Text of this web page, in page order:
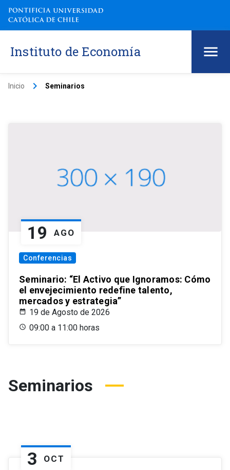
Instituto de Economía
Inicio keyboard_arrow_right Seminarios
19 AGO
Conferencias
Seminario: “El Activo que Ignoramos: Cómo
el envejecimiento redefine talento,
mercados y estrategia”
19 de Agosto de 2026
09:00 a 11:00 horas
Seminarios
3 OCT